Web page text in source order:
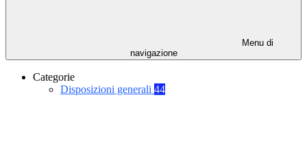
Menu di
navigazione
Categorie
Disposizioni generali 44